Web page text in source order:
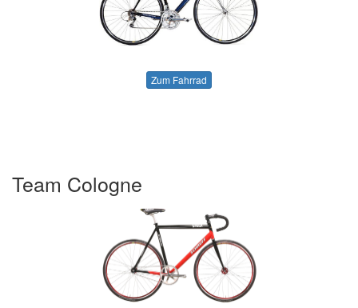
Zum Fahrrad
Team Cologne